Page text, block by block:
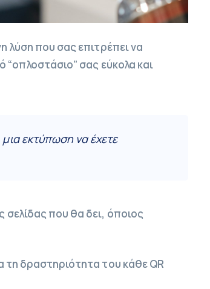
λύση που σας επιτρέπει να
“οπλοστάσιο” σας εύκολα και
εκτύπωση να έχετε
που θα δει, όποιος
τη δραστηριότητα του κάθε QR